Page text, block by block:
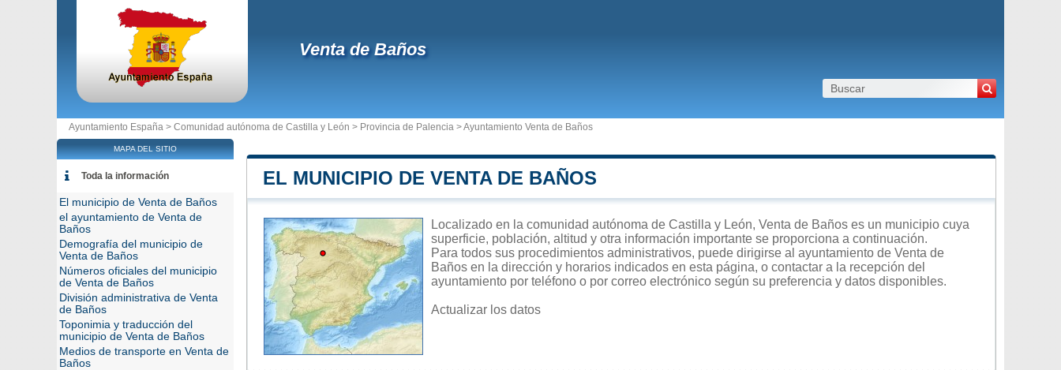
Venta de Baños
Ayuntamiento España > Comunidad autónoma de Castilla y León > Provincia de Palencia >Ayuntamiento Venta de Baños
EL MUNICIPIO DE VENTA DE BAÑOS
Localizado en la comunidad autónoma de Castilla y León, Venta de Baños es un municipio cuya
superficie, población, altitud y otra información importante se proporciona a continuación.
Para todos sus procedimientos administrativos, puede dirigirse al ayuntamiento de Venta de
Baños en la dirección y horarios indicados en esta página, o contactar a la recepción del
ayuntamiento por teléfono o por correo electrónico según su preferencia y datos disponibles.
Actualizar los datos
MAPA DEL SITIO
Toda la información
El municipio de Venta de Baños
el ayuntamiento de Venta de
Baños
Demografía del municipio de
Venta de Baños
Números oficiales del municipio
de Venta de Baños
División administrativa de Venta
de Baños
Toponimia y traducción del
municipio de Venta de Baños
Medios de transporte en Venta de
Baños